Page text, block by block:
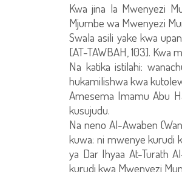
Kwa jina la Mwenyezi
Mjumbe wa Mwenyezi
Swala asili yake kwa
[AT-TAWBAH, 103]. Kwa
Na katika istilahi:
hukamilishwa kwa
Amesema Imamu Abu
kusujudu.
Na neno Al-Awaben
kuwa: ni mwenye kurudi
ya Dar Ihyaa At-Turath
kurudi kwa Mwenyezi